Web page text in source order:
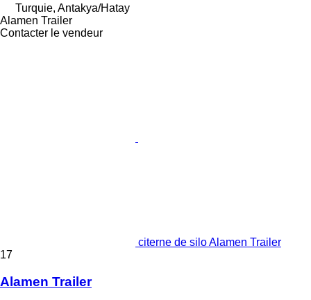
Turquie, Antakya/Hatay
Alamen Trailer
Contacter le vendeur
citerne de silo Alamen Trailer
17
Alamen Trailer